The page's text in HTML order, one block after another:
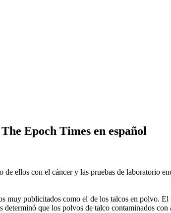
Epoch Times en español
ellos con el cáncer y las pruebas de laboratorio
muy publicitados como el de los talcos en polvo.
que los polvos de talco contaminados